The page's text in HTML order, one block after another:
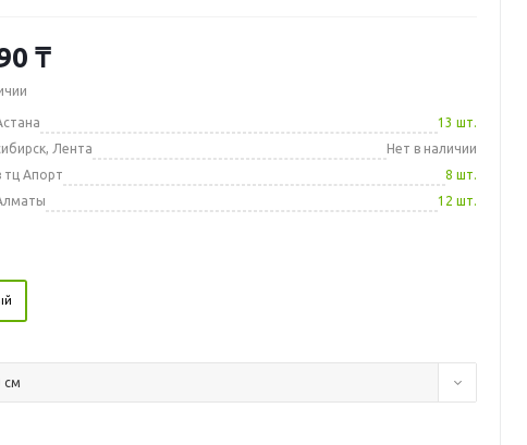
₸
13 шт.
Лента
Нет в наличии
Апорт
8 шт.
12 шт.
см